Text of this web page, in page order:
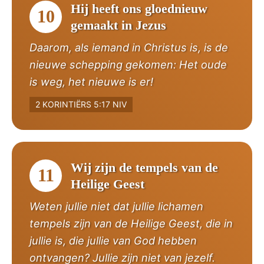
10
Hij heeft ons gloednieuw
gemaakt in Jezus
Daarom, als iemand in Christus is, is de
nieuwe schepping gekomen: Het oude
is weg, het nieuwe is er!
2 KORINTIËRS 5:17 NIV
11
Wij zijn de tempels van de
Heilige Geest
Weten jullie niet dat jullie lichamen
tempels zijn van de Heilige Geest, die in
jullie is, die jullie van God hebben
ontvangen? Jullie zijn niet van jezelf.